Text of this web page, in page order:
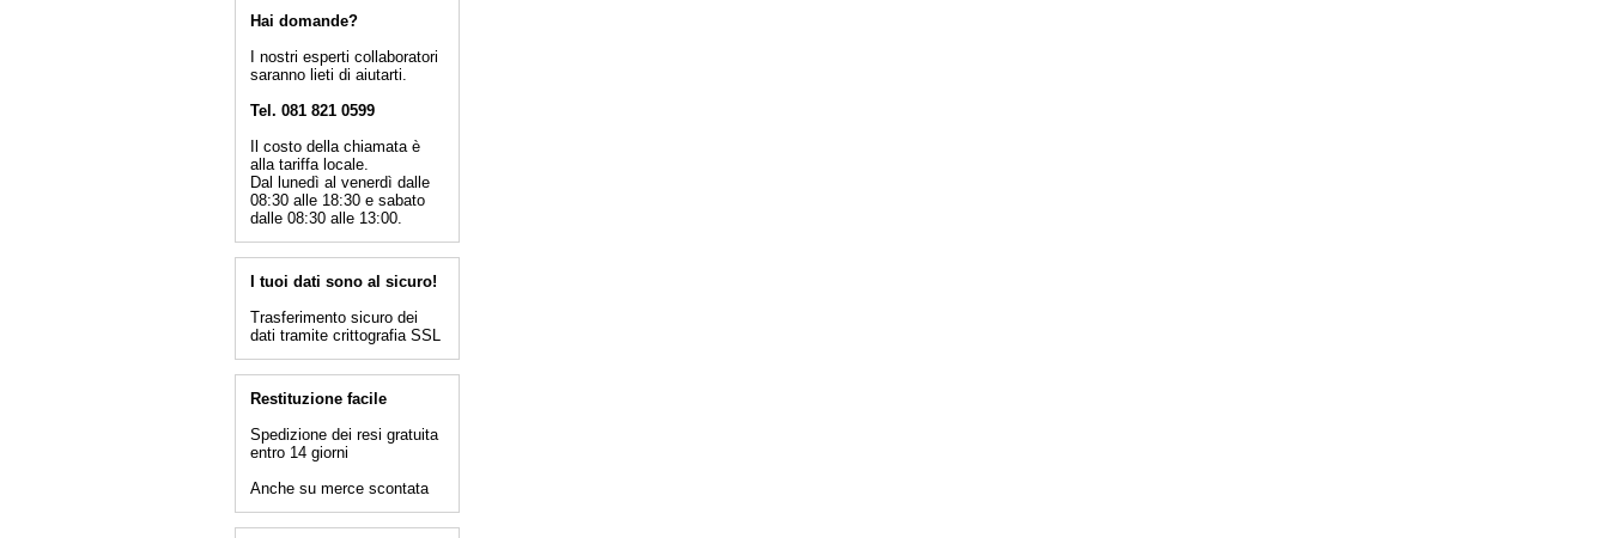
Hai domande?
I nostri esperti collaboratori
saranno lieti di aiutarti.
Tel. 081 821 0599
Il costo della chiamata è
alla tariffa locale.
Dal lunedì al venerdì dalle
08:30 alle 18:30 e sabato
dalle 08:30 alle 13:00.
I tuoi dati sono al sicuro!
Trasferimento sicuro dei
dati tramite crittografia SSL
Restituzione facile
Spedizione dei resi gratuita
entro 14 giorni
Anche su merce scontata